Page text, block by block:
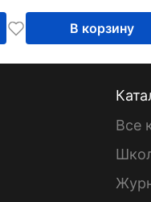
В корзину
Все